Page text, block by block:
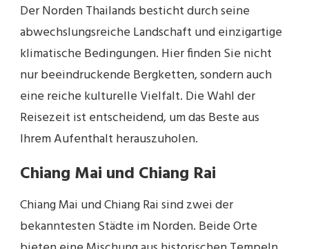
Der Norden Thailands besticht durch seine
abwechslungsreiche Landschaft und einzigartige
klimatische Bedingungen. Hier finden Sie nicht
nur beeindruckende Bergketten, sondern auch
eine reiche kulturelle Vielfalt. Die Wahl der
Reisezeit ist entscheidend, um das Beste aus
Ihrem Aufenthalt herauszuholen.
Chiang Mai und Chiang Rai
Chiang Mai und Chiang Rai sind zwei der
bekanntesten Städte im Norden. Beide Orte